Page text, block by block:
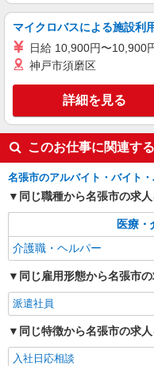
キープ
派遣社員
株式会社kotrio /●NR-H-
名張市★
へ★サ高
時給
通費全支
名張
キープ
派遣社員
株式会社kotrio /●NR-H-
名張市｜
時給
通費全支
名張
マイクロバスによる施設利
日給 10,900円〜10,900
神戸市須磨区
詳細を見る
このお仕事に関連す
名張市のアルバイト・バイト
同じ職種から名張市の求
医療・
介護職・ヘルパー
同じ雇用形態から名張市
派遣社員
同じ特徴から名張市の求
入社日応相談